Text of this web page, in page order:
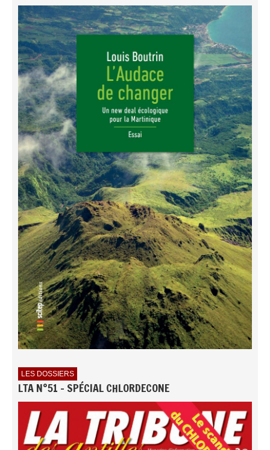
LES DOSSIERS
LTA N°51 - SPÉCIAL CHLORDECONE